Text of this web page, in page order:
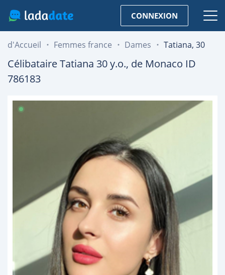
CONNEXION
d'Accueil Femmes france Dames Tatiana, 30
CélibataireTatiana 30y.o., de Monaco ID
786183